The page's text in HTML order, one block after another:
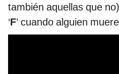
también aquellas que
‘F’ cuando alguien